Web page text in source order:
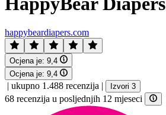
happybeardiapers.com
Ocjena je: 9,4
Ocjena je: 9,4
| ukupno 1.488 recenzija | Izvori 3
68 recenzija u posljednjih 12 mjeseci